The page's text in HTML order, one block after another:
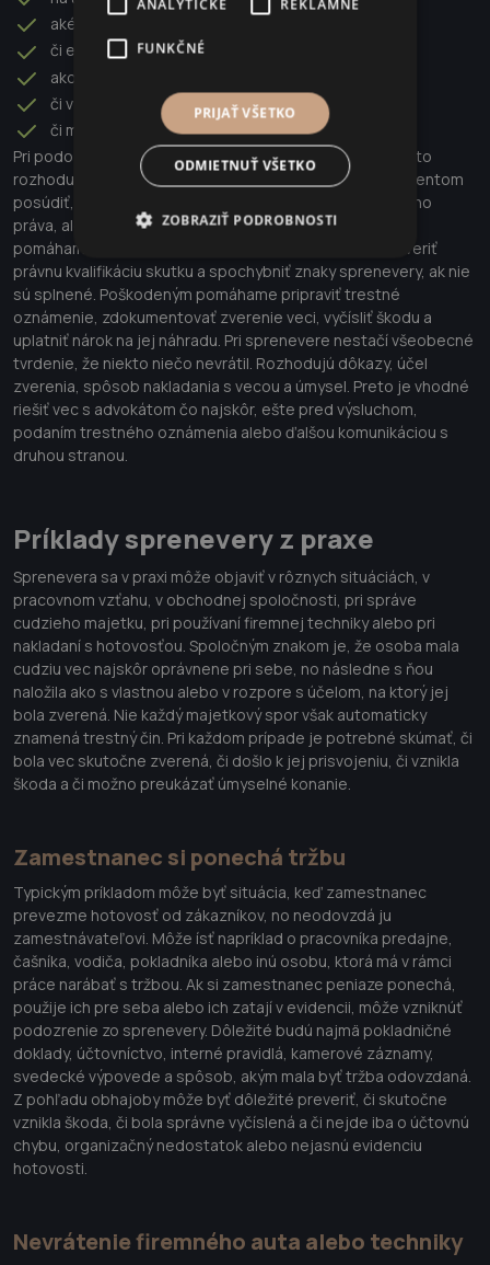
aké povinnosti mala osoba pri jej použití,
či existujú zmluvy, protokoly alebo interné pravidlá,
ako bolo s vecou naložené,
či vznikla škoda,
či možno preukázať úmysel prisvojiť si vec.
Pri podozrení zo sprenevery je otázka zverenia veci často
rozhodujúca. Advokátska kancelária Lexante pomáha klientom
posúdiť, či bola vec skutočne zverená v zmysle trestného
práva, alebo či ide o iný typ právneho sporu. Obvineným
pomáhame pripraviť obhajobu, analyzovať dôkazy, preveriť
právnu kvalifikáciu skutku a spochybniť znaky sprenevery, ak nie
sú splnené. Poškodeným pomáhame pripraviť trestné
oznámenie, zdokumentovať zverenie veci, vyčísliť škodu a
uplatniť nárok na jej náhradu. Pri sprenevere nestačí všeobecné
tvrdenie, že niekto niečo nevrátil. Rozhodujú dôkazy, účel
zverenia, spôsob nakladania s vecou a úmysel. Preto je vhodné
riešiť vec s advokátom čo najskôr, ešte pred výsluchom,
podaním trestného oznámenia alebo ďalšou komunikáciou s
druhou stranou.
Príklady sprenevery z praxe
Sprenevera sa v praxi môže objaviť v rôznych situáciách, v
pracovnom vzťahu, v obchodnej spoločnosti, pri správe
cudzieho majetku, pri používaní firemnej techniky alebo pri
nakladaní s hotovosťou. Spoločným znakom je, že osoba mala
cudziu vec najskôr oprávnene pri sebe, no následne s ňou
naložila ako s vlastnou alebo v rozpore s účelom, na ktorý jej
bola zverená. Nie každý majetkový spor však automaticky
znamená trestný čin. Pri každom prípade je potrebné skúmať, či
bola vec skutočne zverená, či došlo k jej prisvojeniu, či vznikla
škoda a či možno preukázať úmyselné konanie.
Zamestnanec si ponechá tržbu
Typickým príkladom môže byť situácia, keď zamestnanec
prevezme hotovosť od zákazníkov, no neodovzdá ju
zamestnávateľovi. Môže ísť napríklad o pracovníka predajne,
čašníka, vodiča, pokladníka alebo inú osobu, ktorá má v rámci
práce narábať s tržbou. Ak si zamestnanec peniaze ponechá,
použije ich pre seba alebo ich zatají v evidencii, môže vzniknúť
podozrenie zo sprenevery. Dôležité budú najmä pokladničné
doklady, účtovníctvo, interné pravidlá, kamerové záznamy,
svedecké výpovede a spôsob, akým mala byť tržba odovzdaná.
Z pohľadu obhajoby môže byť dôležité preveriť, či skutočne
vznikla škoda, či bola správne vyčíslená a či nejde iba o účtovnú
chybu, organizačný nedostatok alebo nejasnú evidenciu
hotovosti.
Nevrátenie firemného auta alebo techniky
ANALYTICKÉ REKLAMNÉ
FUNKČNÉ
PRIJAŤ VŠETKO
ODMIETNUŤ VŠETKO
ZOBRAZIŤ PODROBNOSTI